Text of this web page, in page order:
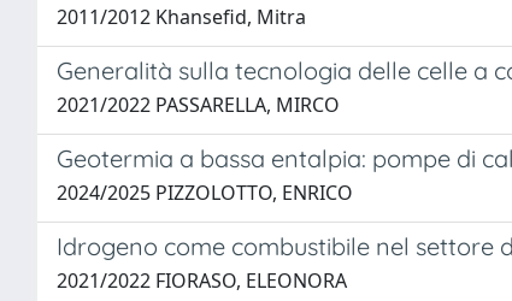
2011/2012 Khansefid, Mitra
Generalità sulla tecnologia delle celle a
2021/2022 PASSARELLA, MIRCO
Geotermia a bassa entalpia: pompe di
2024/2025 PIZZOLOTTO, ENRICO
Idrogeno come combustibile nel settore
2021/2022 FIORASO, ELEONORA